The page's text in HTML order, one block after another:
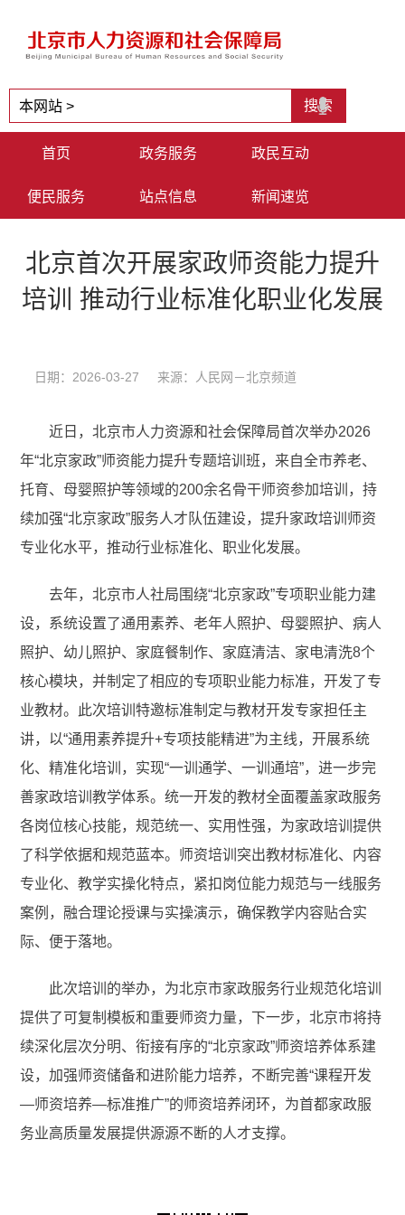
首页 政务服务 政民互动
便民服务 站点信息 新闻速览
北京首次开展家政师资能力提升
培训 推动行业标准化职业化发展
日期：2026-03-27 来源：人民网－北京频道
近日，北京市人力资源和社会保障局首次举办2026
年“北京家政”师资能力提升专题培训班，来自全市养老、
托育、母婴照护等领域的200余名骨干师资参加培训，持
续加强“北京家政”服务人才队伍建设，提升家政培训师资
专业化水平，推动行业标准化、职业化发展。
去年，北京市人社局围绕“北京家政”专项职业能力建
设，系统设置了通用素养、老年人照护、母婴照护、病人
照护、幼儿照护、家庭餐制作、家庭清洁、家电清洗8个
核心模块，并制定了相应的专项职业能力标准，开发了专
业教材。此次培训特邀标准制定与教材开发专家担任主
讲，以“通用素养提升+专项技能精进”为主线，开展系统
化、精准化培训，实现“一训通学、一训通培”，进一步完
善家政培训教学体系。统一开发的教材全面覆盖家政服务
各岗位核心技能，规范统一、实用性强，为家政培训提供
了科学依据和规范蓝本。师资培训突出教材标准化、内容
专业化、教学实操化特点，紧扣岗位能力规范与一线服务
案例，融合理论授课与实操演示，确保教学内容贴合实
际、便于落地。
此次培训的举办，为北京市家政服务行业规范化培训
提供了可复制模板和重要师资力量，下一步，北京市将持
续深化层次分明、衔接有序的“北京家政”师资培养体系建
设，加强师资储备和进阶能力培养，不断完善“课程开发
—师资培养—标准推广”的师资培养闭环，为首都家政服
务业高质量发展提供源源不断的人才支撑。